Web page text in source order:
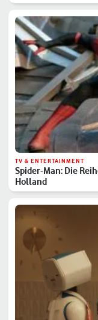
TV & ENTERTAINMENT
Spider-Man: Die
Holland